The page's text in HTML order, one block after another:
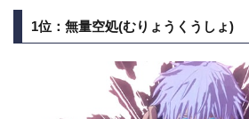
1位：無量空処(むりょうくうしょ)